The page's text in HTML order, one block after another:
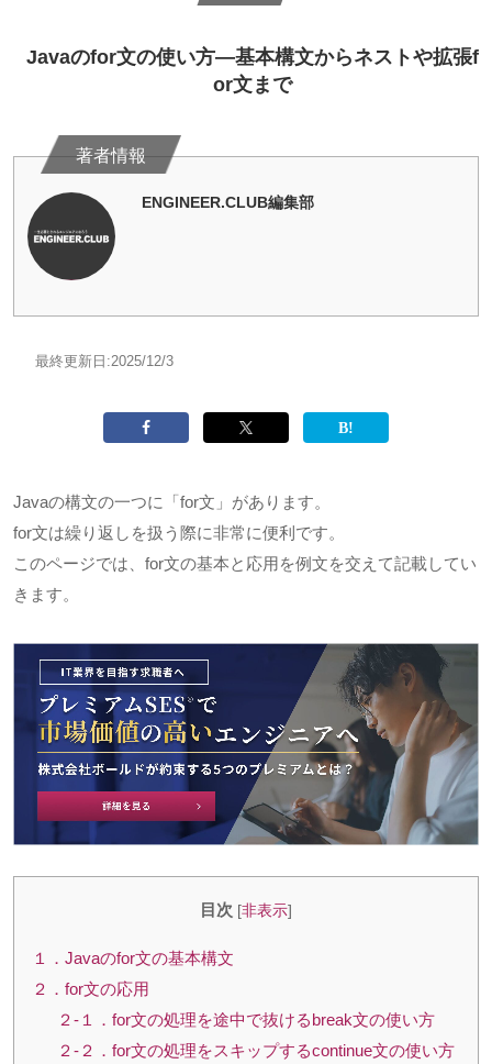
Javaのfor文の使い方―基本構文からネストや拡張f
or文まで
ENGINEER.CLUB編集部
最終更新日:2025/12/3
Javaの構文の一つに「for文」があります。
for文は繰り返しを扱う際に非常に便利です。
このページでは、for文の基本と応用を例文を交えて記載してい
きます。
目次 [非表示]
１．Javaのfor文の基本構文
２．for文の応用
２-１．for文の処理を途中で抜けるbreak文の使い方
２-２．for文の処理をスキップするcontinue文の使い方